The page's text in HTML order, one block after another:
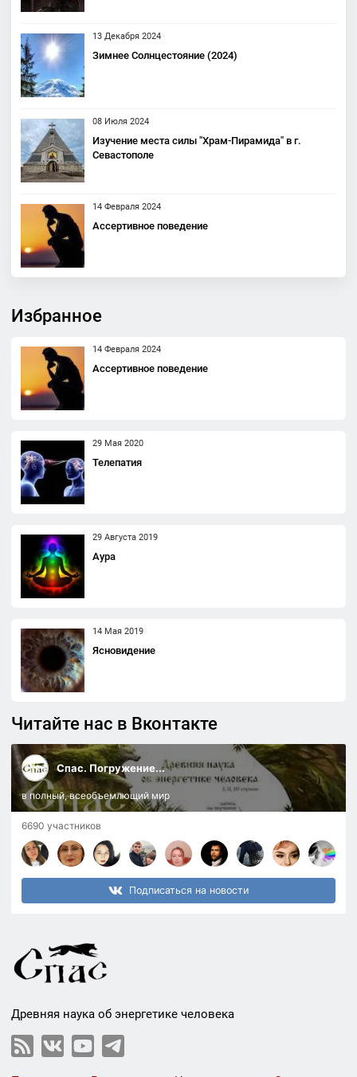
13 Декабря 2024
Зимнее Солнцестояние (2024)
08 Июля 2024
Изучение места силы "Храм-Пирамида" в г.
Севастополе
14 Февраля 2024
Ассертивное поведение
Избранное
14 Февраля 2024
Ассертивное поведение
29 Мая 2020
Телепатия
29 Августа 2019
Аура
14 Мая 2019
Ясновидение
Читайте нас в Вконтакте
Спас. Погружение...
в полный, всеобъемлющий мир
6690 участников
Подписаться на новости
Древняя наука об энергетике человека